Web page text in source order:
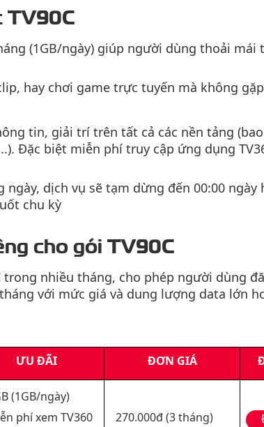
TV90C
(1GB/ngày) giúp người dùng thoải
hay chơi game trực tuyến mà không
tin, giải trí trên tất cả các nền tảng
Đặc biệt miễn phí truy cập ứng dụng
dịch vụ sẽ tạm dừng đến 00:00
chu kỳ
cho gói TV90C
trong nhiều tháng, cho phép người dùng
với mức giá và dung lượng data lớn
ƯU ĐÃI ĐƠN GIÁ
(1GB/ngày)
phí xem TV360
270.000đ (3 tháng)